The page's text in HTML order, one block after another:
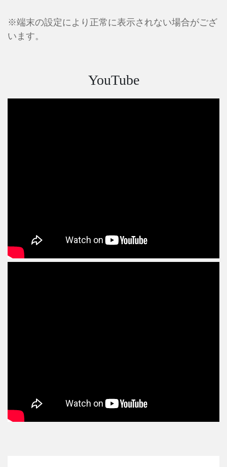
※端末の設定により正常に表示されない場合がござ
います。
YouTube